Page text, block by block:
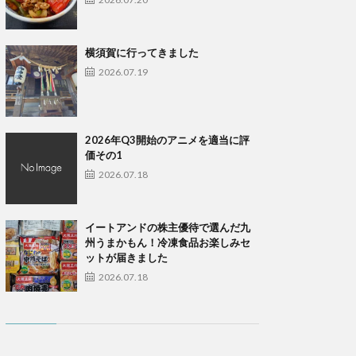
横須賀に行ってきました
2026.07.19
2026年Q3開始のアニメを適当に評
価その1
2026.07.18
イートアンドの株主優待で選んだ九
州うまかもん！冷凍食品お楽しみセ
ットが届きました
2026.07.18